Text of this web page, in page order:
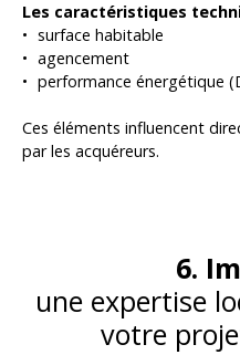
Les caractéristiques
surface habitable
agencement
performance énergétique
Ces éléments influencent
par les acquéreurs.
6.
une expertise
votre